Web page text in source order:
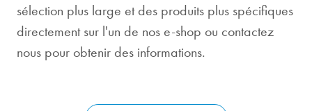
sélection plus large et des produits plus spécifiques
directement sur l'un de nos e-shop ou contactez
nous pour obtenir des informations.